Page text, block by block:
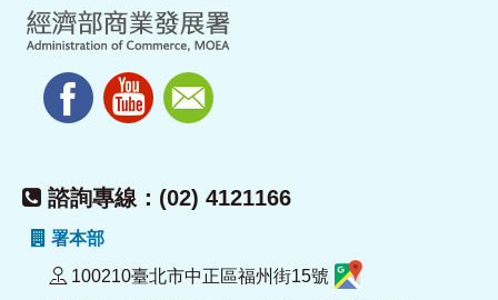
諮詢專線：(02) 4121166
署本部
100210臺北市中正區福州街15號